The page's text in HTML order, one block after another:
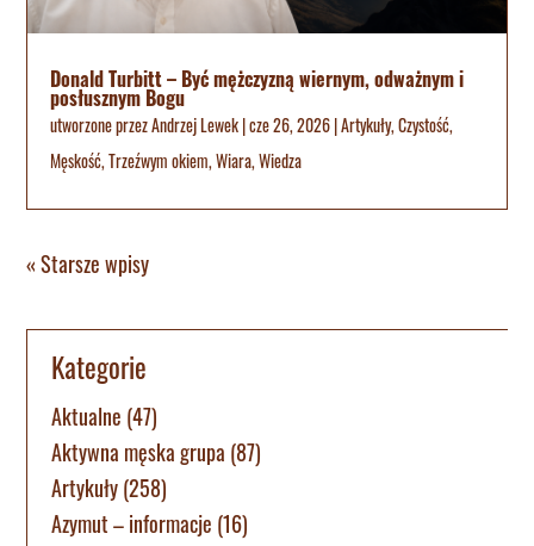
Donald Turbitt – Być mężczyzną wiernym, odważnym i
posłusznym Bogu
utworzone przezAndrzej Lewek|cze 26, 2026|Artykuły,Czystość,
Męskość,Trzeźwym okiem,Wiara,Wiedza
« Starsze wpisy
Kategorie
Aktualne (47)
Aktywna męska grupa (87)
Artykuły(258)
Azymut – informacje (16)